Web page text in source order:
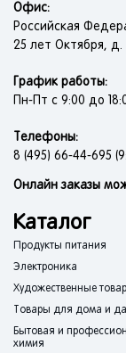
Офис:
Российская
25 лет Октября, д.
График работы:
Пн-Пт с 9:00 до
Телефоны:
8 (495) 66-44-695
Онлайн заказы
Каталог
Продукты питания
Электроника
Художественные
Товары для дома и
Бытовая и
химия